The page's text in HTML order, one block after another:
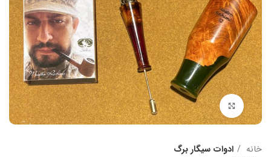
بزرگنمایی تصویر
خانه ادوات سیگار برگ